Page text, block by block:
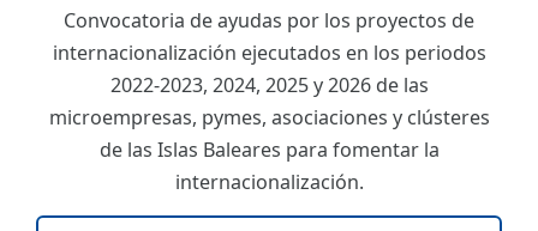
Convocatoria de ayudas por los proyectos de
internacionalización ejecutados en los periodos
2022-2023, 2024, 2025 y 2026 de las
microempresas, pymes, asociaciones y clústeres
de las Islas Baleares para fomentar la
internacionalización.